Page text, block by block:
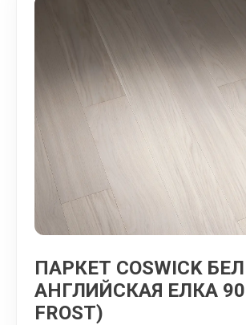
ПАРКЕТ COSWICK
АНГЛИЙСКАЯ ЕЛКА
FROST)